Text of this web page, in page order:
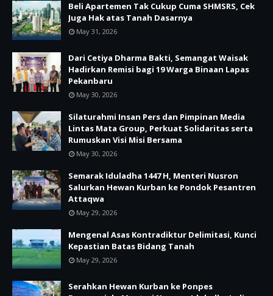
Beli Apartemen Tak Cukup Cuma SHMSRS, Cek
Juga Hak atas Tanah Dasarnya
May 31, 2026
Dari Cetiya Dharma Bakti, Semangat Waisak
Hadirkan Remisi bagi 19 Warga Binaan Lapas
Pekanbaru
May 30, 2026
Silaturahmi Insan Pers dan Pimpinan Media
Lintas Mata Group, Perkuat Solidaritas serta
Rumuskan Visi Misi Bersama
May 30, 2026
Semarak Iduladha 1447 H, Menteri Nusron
Salurkan Hewan Kurban ke Pondok Pesantren
Attaqwa
May 29, 2026
Mengenal Asas Kontradiktur Delimitasi, Kunci
Kepastian Batas Bidang Tanah
May 29, 2026
Serahkan Hewan Kurban ke Ponpes